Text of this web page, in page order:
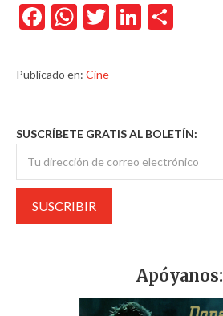
Facebook
WhatsApp
TwitterLinkedIn
Publicado en: Cine
SUSCRÍBETE GRATIS AL BOLETÍN:
Apóyanos: